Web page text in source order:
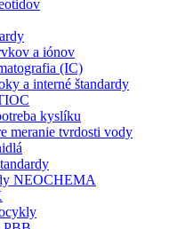
a iónov
(IC)
a interné štandardy
kyslíku
meranie tvrdosti vody
NEOCHEMA